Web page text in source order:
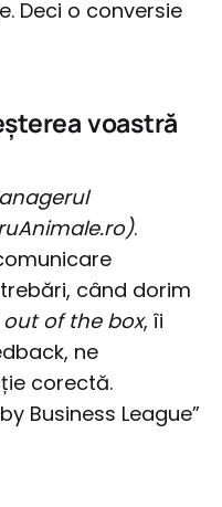
Deci o conversie
voastră
.
când dorim
out of the box, îi
ne
corectă.
Business League”